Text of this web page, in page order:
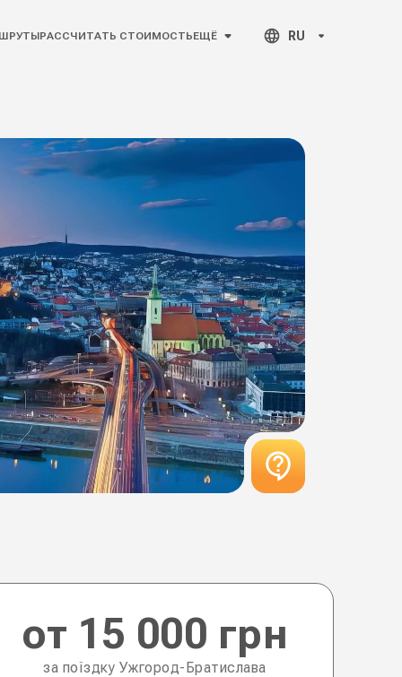
РАССЧИТАТЬ СТОИМОСТЬЕЩЁ RU
за поїздку Ужгород-Братислава
от 15 000 грн